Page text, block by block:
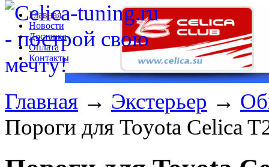
Главная
Новости
Доставка
Оплата
Контакты
Главная → Экстерьер →
Пороги для Toyota Celica